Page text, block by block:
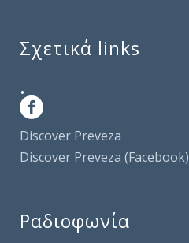
Σχετικά links
.
Discover Preveza
Discover Preveza (Facebook)
Ραδιοφωνία